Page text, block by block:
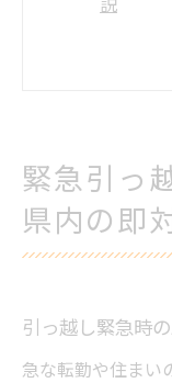
埼玉県
現
引っ越し費
引っ越
法
追加料
緊急引っ
県内の即
引っ越し緊急時
急な転勤や住まい